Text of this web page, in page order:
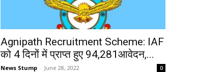
Agnipath Recruitment Scheme: IAF
को 4 दिनों में प्राप्त हुए 94,281आवेदन,...
News Stump - June 28, 2022 0